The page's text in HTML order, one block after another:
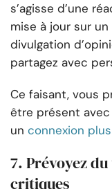
s’agisse d’une
mise à jour sur
divulgation
partagez avec
Ce faisant, vous
être présent
un connexion
7. Prévoyez
critiques